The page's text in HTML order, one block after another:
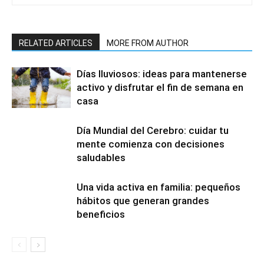
RELATED ARTICLES MORE FROM AUTHOR
Días lluviosos: ideas para mantenerse
activo y disfrutar el fin de semana en
casa
Día Mundial del Cerebro: cuidar tu
mente comienza con decisiones
saludables
Una vida activa en familia: pequeños
hábitos que generan grandes
beneficios